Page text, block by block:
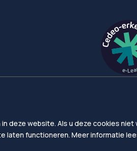
Algemene voorwaarden
deze website. Als u deze cookies
laten functioneren. Meer informatie